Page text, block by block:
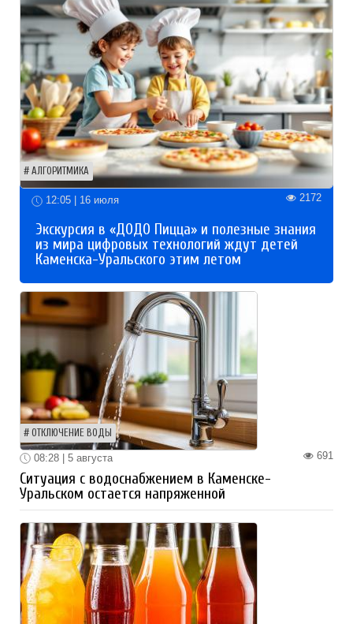
АЛГОРИТМИКА
12:05 | 16 июля 2172
Экскурсия в «ДОДО Пицца» и полезные знания
из мира цифровых технологий ждут детей
Каменска-Уральского этим летом
ОТКЛЮЧЕНИЕ ВОДЫ
691
08:28 | 5 августа
Ситуация с водоснабжением в Каменске-
Уральском остается напряженной